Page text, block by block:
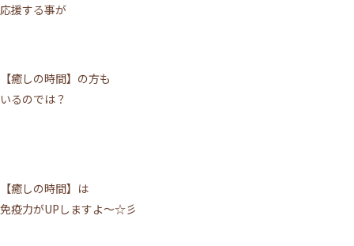
応援する事が
【癒しの時間】の方も
いるのでは？
【癒しの時間】は
免疫力がUPしますよ～☆彡